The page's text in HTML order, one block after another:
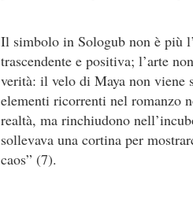
Il simbolo in Sologub non è più
trascendente e positiva; l’arte
verità: il velo di Maya non viene
elementi ricorrenti nel romanzo
realtà, ma rinchiudono
sollevava una cortina per
caos” (7).